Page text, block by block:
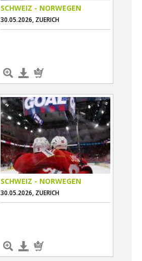
SCHWEIZ - NORWEGEN
30.05.2026, ZUERICH
SCHWEIZ - NORWEGEN
30.05.2026, ZUERICH